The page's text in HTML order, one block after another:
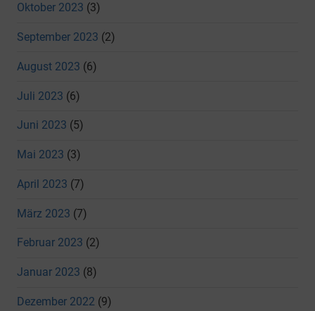
Oktober 2023 (3)
September 2023 (2)
August 2023 (6)
Juli 2023 (6)
Juni 2023 (5)
Mai 2023 (3)
April 2023 (7)
März 2023 (7)
Februar 2023 (2)
Januar 2023 (8)
Dezember 2022 (9)